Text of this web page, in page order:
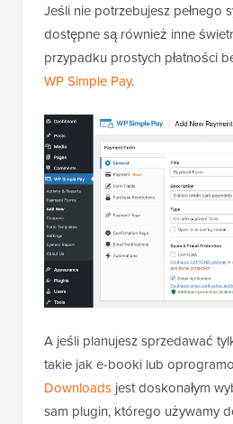
Jeśli nie potrzebujesz pełnego
dostępne są również inne
przypadku prostych płatności
WP Simple Pay.
A jeśli planujesz sprzedawać
takie jak e-booki lub
Downloads jest doskonałym
sam plugin, którego używamy